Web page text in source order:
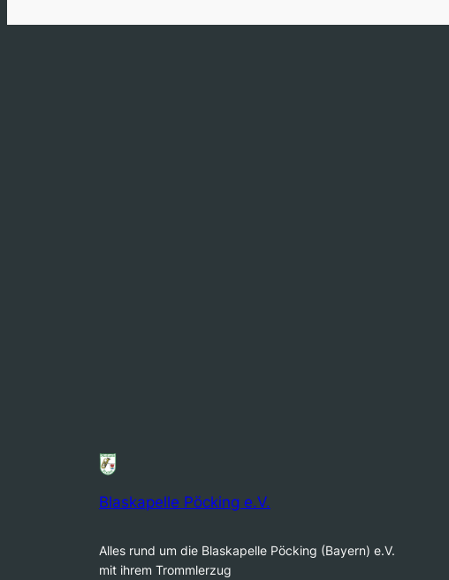
Blaskapelle Pöcking e.V.
Alles rund um die Blaskapelle Pöcking (Bayern) e.V.
mit ihrem Trommlerzug